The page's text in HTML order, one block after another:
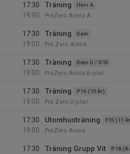
17:30
19:00
Träning Herr A
PreZero Arena A
17:30
19:00
Träning Dam
Pre Zero Arena
17:30
19:00
Träning Dam U / D15
PreZero Arena B-plan
17:30
19:00
Träning P16 (10 år)
Pre Zero D-plan
17:30
19:00
Utomhusträning F15 (11
PreZero Arena
17:30
Träning Grupp Vit P18 (8